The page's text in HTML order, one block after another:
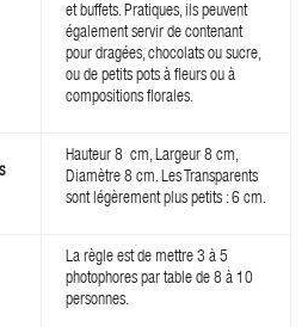
et buffets. Pratiques, ils peuvent
également servir de contenant
pour dragées, chocolats ou sucre,
ou de petits pots à fleurs ou à
compositions florales.
Hauteur 8 cm, Largeur 8 cm,
Diamètre 8 cm. Les Transparents
sont légèrement plus petits : 6 cm.
La règle est de mettre 3 à 5
photophores par table de 8 à 10
personnes.